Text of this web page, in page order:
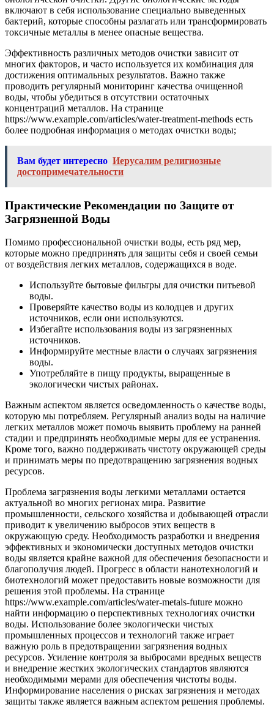
включают в себя использование специально выведенных
бактерий, которые способны разлагать или трансформировать
токсичные металлы в менее опасные вещества.
Эффективность различных методов очистки зависит от
многих факторов, и часто используется их комбинация для
достижения оптимальных результатов. Важно также
проводить регулярный мониторинг качества очищенной
воды, чтобы убедиться в отсутствии остаточных
концентраций металлов. На странице
https://www.example.com/articles/water-treatment-methods есть
более подробная информация о методах очистки воды;
Вам будет интересно Иерусалим религиозные
достопримечательности
Практические Рекомендации по Защите от
Загрязненной Воды
Помимо профессиональной очистки воды, есть ряд мер,
которые можно предпринять для защиты себя и своей семьи
от воздействия легких металлов, содержащихся в воде.
Используйте бытовые фильтры для очистки питьевой
воды.
Проверяйте качество воды из колодцев и других
источников, если они используются.
Избегайте использования воды из загрязненных
источников.
Информируйте местные власти о случаях загрязнения
воды.
Употребляйте в пищу продукты, выращенные в
экологически чистых районах.
Важным аспектом является осведомленность о качестве воды,
которую мы потребляем. Регулярный анализ воды на наличие
легких металлов может помочь выявить проблему на ранней
стадии и предпринять необходимые меры для ее устранения.
Кроме того, важно поддерживать чистоту окружающей среды
и принимать меры по предотвращению загрязнения водных
ресурсов.
Проблема загрязнения воды легкими металлами остается
актуальной во многих регионах мира. Развитие
промышленности, сельского хозяйства и добывающей отрасли
приводит к увеличению выбросов этих веществ в
окружающую среду. Необходимость разработки и внедрения
эффективных и экономически доступных методов очистки
воды является крайне важной для обеспечения безопасности и
благополучия людей. Прогресс в области нанотехнологий и
биотехнологий может предоставить новые возможности для
решения этой проблемы. На странице
https://www.example.com/articles/water-metals-future можно
найти информацию о перспективных технологиях очистки
воды. Использование более экологически чистых
промышленных процессов и технологий также играет
важную роль в предотвращении загрязнения водных
ресурсов. Усиление контроля за выбросами вредных веществ
и внедрение жестких экологических стандартов являются
необходимыми мерами для обеспечения чистоты воды.
Информирование населения о рисках загрязнения и методах
защиты также является важным аспектом решения проблемы.